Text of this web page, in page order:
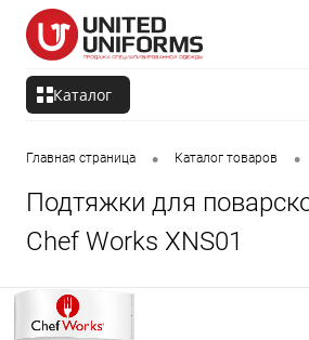
Каталог
Главная страница • Каталог товаров •
Подтяжки для
Chef Works XNS01